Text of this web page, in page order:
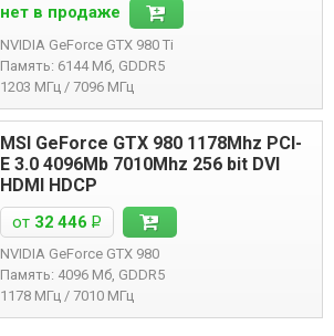
нет в продаже
NVIDIA GeForce GTX 980 Ti
Память: 6144 Мб, GDDR5
1203 МГц / 7096 МГц
MSI GeForce GTX 980 1178Mhz PCI-
E 3.0 4096Mb 7010Mhz 256 bit DVI
HDMI HDCP
от 32 446 Р
NVIDIA GeForce GTX 980
Память: 4096 Мб, GDDR5
1178 МГц / 7010 МГц